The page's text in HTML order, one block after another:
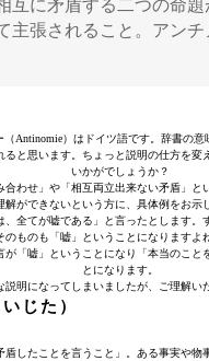
互に矛盾する二つの命題
主張されること。アンチ
（Antinomie）はドイツ語です。辞書の
ると思います。ちょっと説明の仕方を変
いかがでしょうか？
合わせ」や「相互両立出来ない矛盾」
解ができないという方に、具体例をお示
、全てが嘘である」と言ったとします
のものも「嘘」ということになりますよ
が「嘘」ということになり「本当のこと
とになります。
説明になってしまいましたが、ご理解い
じた）
盾したことを言うこと」。ある事実や